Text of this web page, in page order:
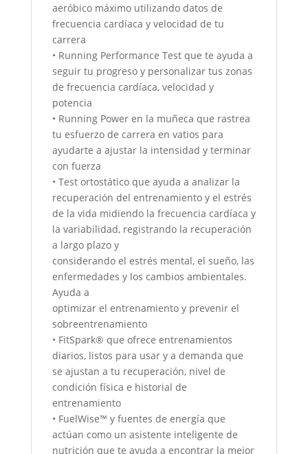
aeróbico máximo utilizando datos de
frecuencia cardíaca y velocidad de tu
carrera
• Running Performance Test que te ayuda a
seguir tu progreso y personalizar tus zonas
de frecuencia cardíaca, velocidad y
potencia
• Running Power en la muñeca que rastrea
tu esfuerzo de carrera en vatios para
ayudarte a ajustar la intensidad y terminar
con fuerza
• Test ortostático que ayuda a analizar la
recuperación del entrenamiento y el estrés
de la vida midiendo la frecuencia cardíaca y
la variabilidad, registrando la recuperación
a largo plazo y
considerando el estrés mental, el sueño, las
enfermedades y los cambios ambientales.
Ayuda a
optimizar el entrenamiento y prevenir el
sobreentrenamiento
• FitSpark® que ofrece entrenamientos
diarios, listos para usar y a demanda que
se ajustan a tu recuperación, nivel de
condición física e historial de
entrenamiento
• FuelWise™ y fuentes de energía que
actúan como un asistente inteligente de
nutrición que te ayuda a encontrar la mejor